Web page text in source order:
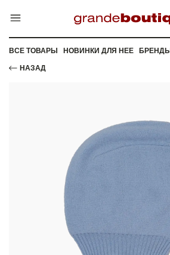
ВСЕ ТОВАРЫ НОВИНКИ ДЛЯ НЕЕ БРЕНДЫ
НАЗАД